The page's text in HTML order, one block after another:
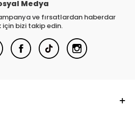
Medya
ve fırsatlardan haberdar
için bizi takip edin.